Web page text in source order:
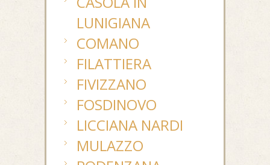
LUNIGIANA
COMANO
FILATTIERA
FIVIZZANO
FOSDINOVO
LICCIANA NARDI
MULAZZO